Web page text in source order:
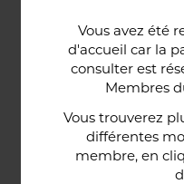
Vous avez été
d'accueil car la
consulter est
Membres
Vous trouverez
différentes
membre, en
historique de la
cette trace du passé
être en ces lieux et
contribuent à la
restaurant
relooké en janvier